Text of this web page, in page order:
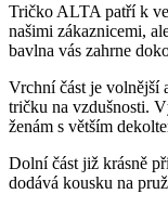
Tričko ALTA patří k
našimi zákaznicemi,
bavlna vás zahrne
Vrchní část je volnější
tričku na vzdušnosti.
ženám s větším
Dolní část již krásně
dodává kousku na